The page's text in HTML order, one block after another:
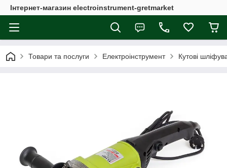
Інтернет-магазин electroinstrument-gretmarket
Товари та послуги Електроінструмент Кутові